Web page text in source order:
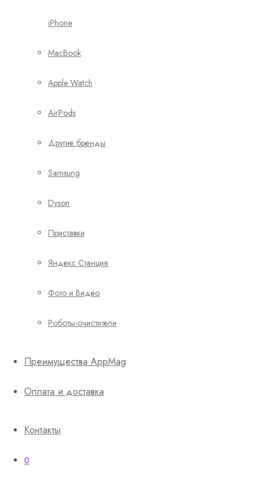
iPhone
MacBook
Apple Watch
AirPods
Другие бренды
Samsung
Dyson
Приставки
Яндекс Станция
Фото и Видео
Роботы-очистители
Преимущества AppMag
Оплата и доставка
Контакты
0